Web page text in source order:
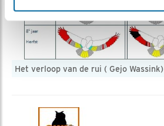
Het verloop van de rui ( Gejo Wassink)